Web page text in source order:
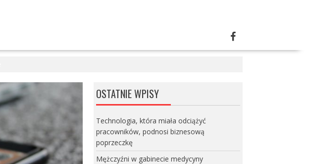
OSTATNIE WPISY
Technologia, która miała odciążyć
pracowników, podnosi biznesową
poprzeczkę
Mężczyźni w gabinecie medycyny